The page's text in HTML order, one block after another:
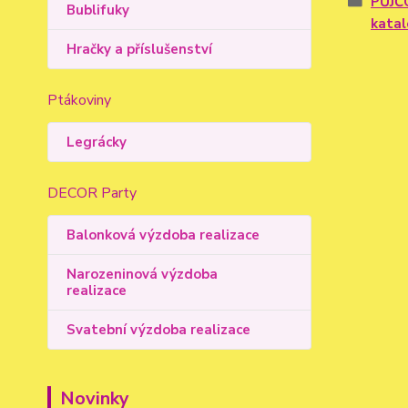
Bublifuky
Hračky a příslušenství
Ptákoviny
Legrácky
DECOR Party
Balonková výzdoba realizace
Narozeninová výzdoba
realizace
Svatební výzdoba realizace
Novinky